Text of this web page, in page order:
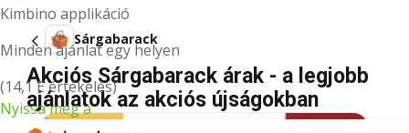
Kimbino applikáció
Minden ajánlat egy helyen
(14,1 E értékelés)
Nyissa meg a
Sárgabarack
Akciós Sárgabarack árak - a legjobb
ajánlatok az akciós újságokban